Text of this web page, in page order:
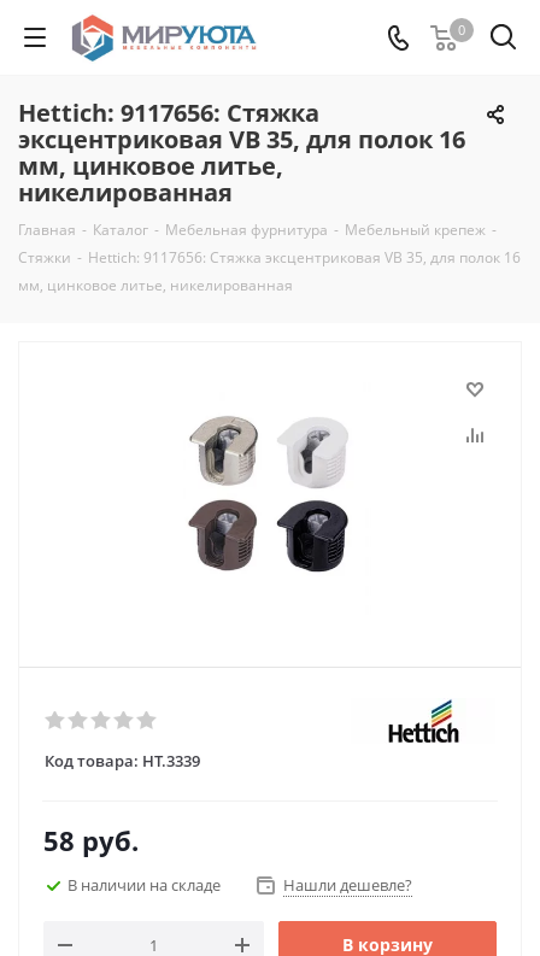
0
Hettich: 9117656: Стяжка
эксцентриковая VB 35, для полок 16
мм, цинковое литье,
никелированная
Главная - Каталог - Мебельная фурнитура - Мебельный крепеж -
Стяжки - Hettich: 9117656: Стяжка эксцентриковая VB 35, для полок 16
мм, цинковое литье, никелированная
Код товара: HT.3339
58 руб.
В наличии на складе Нашли дешевле?
В корзину